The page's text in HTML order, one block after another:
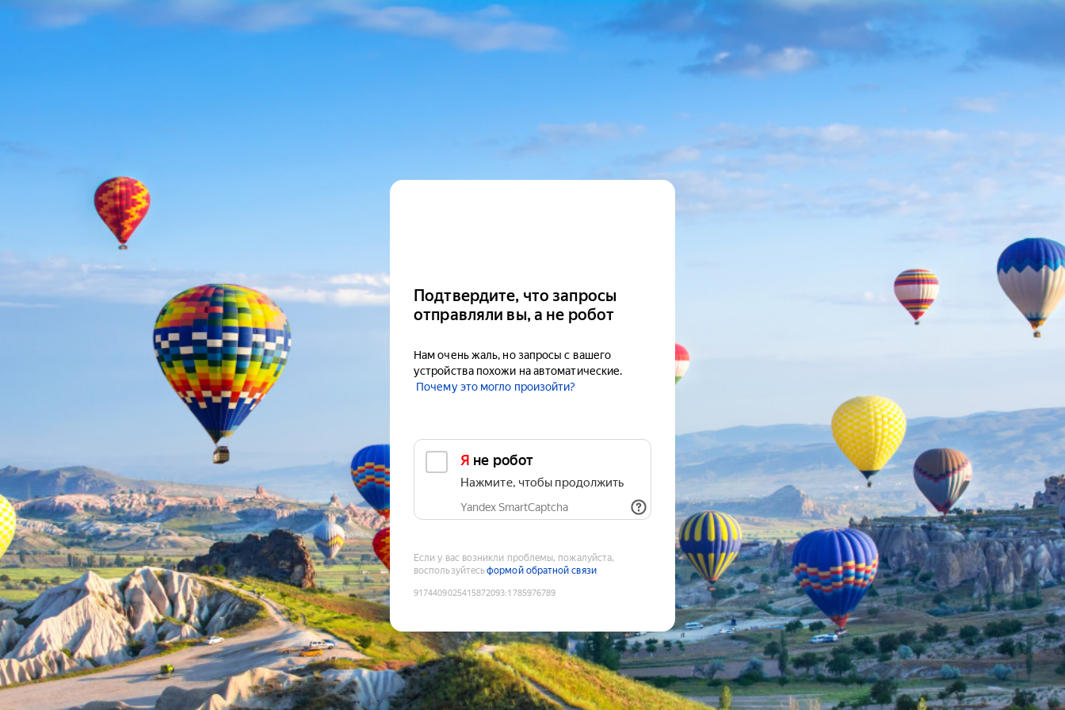
Подтвердите, что запросы
отправляли вы, а не робот
Нам очень жаль, но запросы с вашего
устройства похожи на автоматические.
Почему это могло произойти?
Я не робот
Нажмите, чтобы продолжить
Yandex SmartCaptcha
Если у вас возникли проблемы, пожалуйста,
воспользуйтесьформой обратной связи
9174409025415872093:1785976789